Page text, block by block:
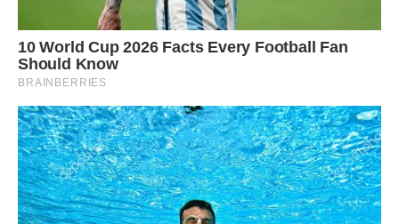
Прикрашаємо на свій розсуд.
Смачного і будьте здорові!